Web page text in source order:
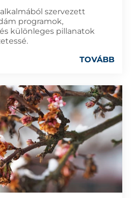
szervezett
programok,
különleges pillanatok
TOVÁBB